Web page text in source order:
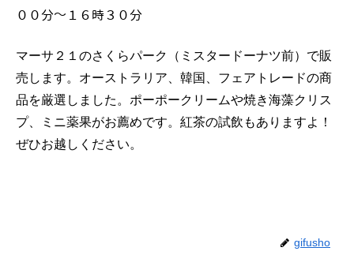
００分～１６時３０分
マーサ２１のさくらパーク（ミスタードーナツ前）で販
売します。オーストラリア、韓国、フェアトレードの商
品を厳選しました。ポーポークリームや焼き海藻クリス
プ、ミニ薬果がお薦めです。紅茶の試飲もありますよ！
ぜひお越しください。
gifusho